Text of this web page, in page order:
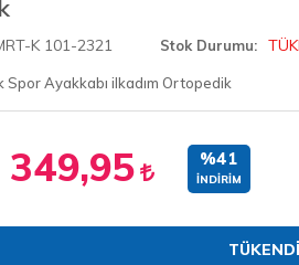
K 101-2321 Stok Durumu
Spor Ayakkabı ilkadım Ortopedik
349,95 %41
İNDIRIM
TÜKENDI